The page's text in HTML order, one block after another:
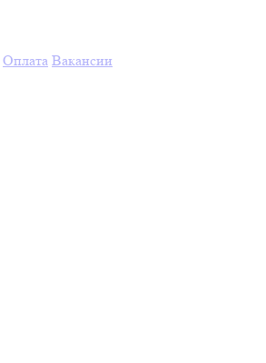
Оплата Вакансии